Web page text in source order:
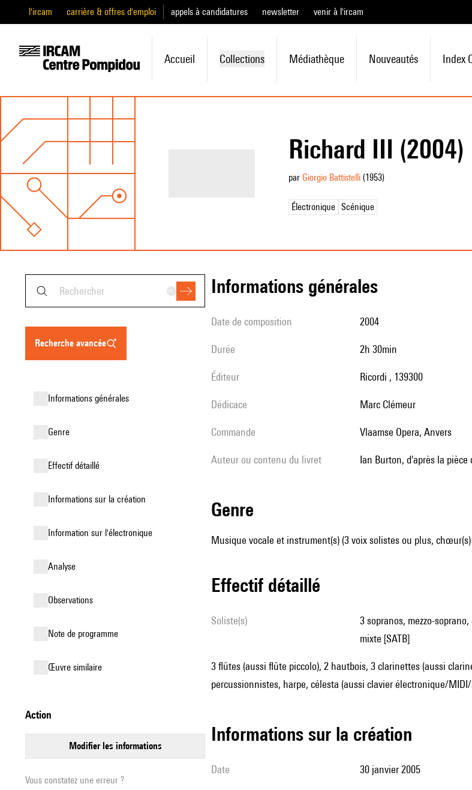
l'ircam carrière & offres d'emploi appels à candidatures newsletter venir à l'ircam
Accueil Collections Médiathèque Nouveautés Index
Richard III (2004)
par Giorgio Battistelli(1953)
Électronique Scénique
recherche avancée
informations générales
genre
effectif détaillé
informations sur la création
Information sur l'électronique
analyse
observations
Note de programme
œuvre similaire
action
modifier les informations
Vous constatez une erreur ?
informations générales
date de composition 2004
durée 2h 30min
éditeur Ricordi , 139300
Dédicace Marc Clémeur
Commande Vlaamse Opera, Anvers
Auteur ou contenu du livret Ian Burton, d'après la pièce
genre
Musique vocale et instrument(s) (3 voix solistes ou plus,
effectif détaillé
Soliste(s)
3 sopranos, mezzo-soprano, 4 barytons, 4 basses, 3 ténors, contre-ténor, voix d'enfant soprano, chœur
mixte [SATB]
3 flûtes (aussi flûte piccolo), 2 hautbois, 3 clarinettes (aussi
percussionnistes, harpe, célesta (aussi clavier électronique/
informations sur la création
date 30 janvier 2005